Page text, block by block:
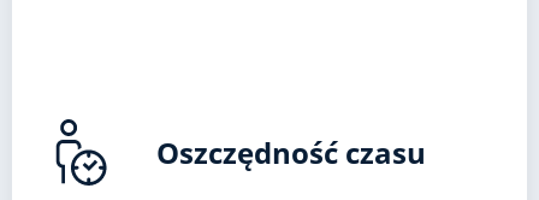
Oszczędność czasu